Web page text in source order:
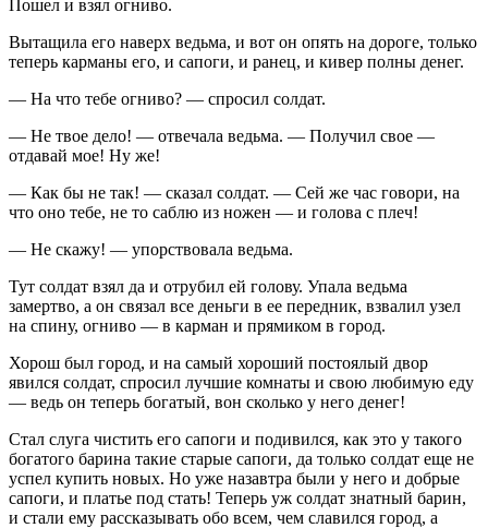
Пошел и взял огниво.
Вытащила его наверх ведьма, и вот он опять на дороге, только
теперь карманы его, и сапоги, и ранец, и кивер полны денег.
— На что тебе огниво? — спросил солдат.
— Не твое дело! — отвечала ведьма. — Получил свое —
отдавай мое! Ну же!
— Как бы не так! — сказал солдат. — Сей же час говори, на
что оно тебе, не то саблю из ножен — и голова с плеч!
— Не скажу! — упорствовала ведьма.
Тут солдат взял да и отрубил ей голову. Упала ведьма
замертво, а он связал все деньги в ее передник, взвалил узел
на спину, огниво — в карман и прямиком в город.
Хорош был город, и на самый хороший постоялый двор
явился солдат, спросил лучшие комнаты и свою любимую еду
— ведь он теперь богатый, вон сколько у него денег!
Стал слуга чистить его сапоги и подивился, как это у такого
богатого барина такие старые сапоги, да только солдат еще не
успел купить новых. Но уже назавтра были у него и добрые
сапоги, и платье под стать! Теперь уж солдат знатный барин,
и стали ему рассказывать обо всем, чем славился город, а